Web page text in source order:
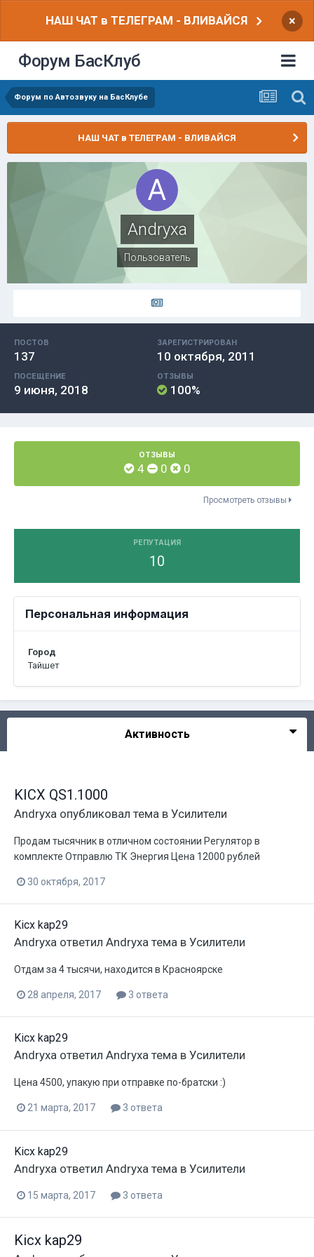
НАШ ЧАТ в ТЕЛЕГРАМ - ВЛИВАЙСЯ ×
Форум БасКлуб
Форум по Автозвуку на БасКлубе
НАШ ЧАТ в ТЕЛЕГРАМ - ВЛИВАЙСЯ
Andryxa
Пользователь
ПОСТОВ
137
ЗАРЕГИСТРИРОВАН
10 октября, 2011
ПОСЕЩЕНИЕ
9 июня, 2018
ОТЗЫВЫ
100%
ОТЗЫВЫ
4 0 0
Просмотреть отзывы
РЕПУТАЦИЯ
10
Персональная информация
Город
Тайшет
Активность
KICX QS1.1000
Andryxa опубликовал тема в Усилители
Продам тысячник в отличном состоянии Регулятор в
комплекте Отправлю ТК Энергия Цена 12000 рублей
30 октября, 2017
Kicx kap29
Andryxa ответил Andryxa тема в Усилители
Отдам за 4 тысячи, находится в Красноярске
28 апреля, 2017 3 ответа
Kicx kap29
Andryxa ответил Andryxa тема в Усилители
Цена 4500, упакую при отправке по-братски :)
21 марта, 2017 3 ответа
Kicx kap29
Andryxa ответил Andryxa тема в Усилители
15 марта, 2017 3 ответа
Kicx kap29